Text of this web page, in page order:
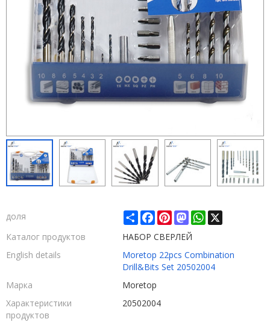
доля ShareFacebook
PinterestMastodonWhatsApp
X
Каталог продуктов
НАБОР СВЕРЛЕЙ
English details
Moretop 22pcs Combination
Drill&Bits Set 20502004
Марка
Moretop
Характеристики
продуктов
20502004